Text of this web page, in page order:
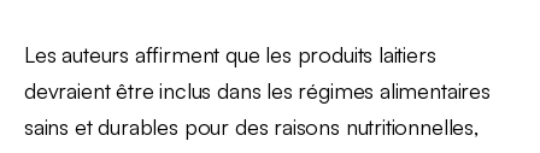
Les auteurs affirment que les produits laitiers
devraient être inclus dans les régimes alimentaires
sains et durables pour des raisons nutritionnelles,